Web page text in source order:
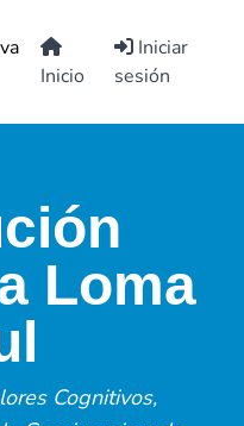
Inicio
Iniciar
sesión
Loma
Cognitivos,